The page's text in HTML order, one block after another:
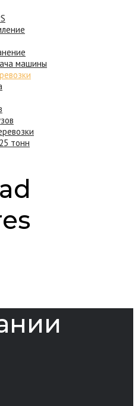
машины
тонн